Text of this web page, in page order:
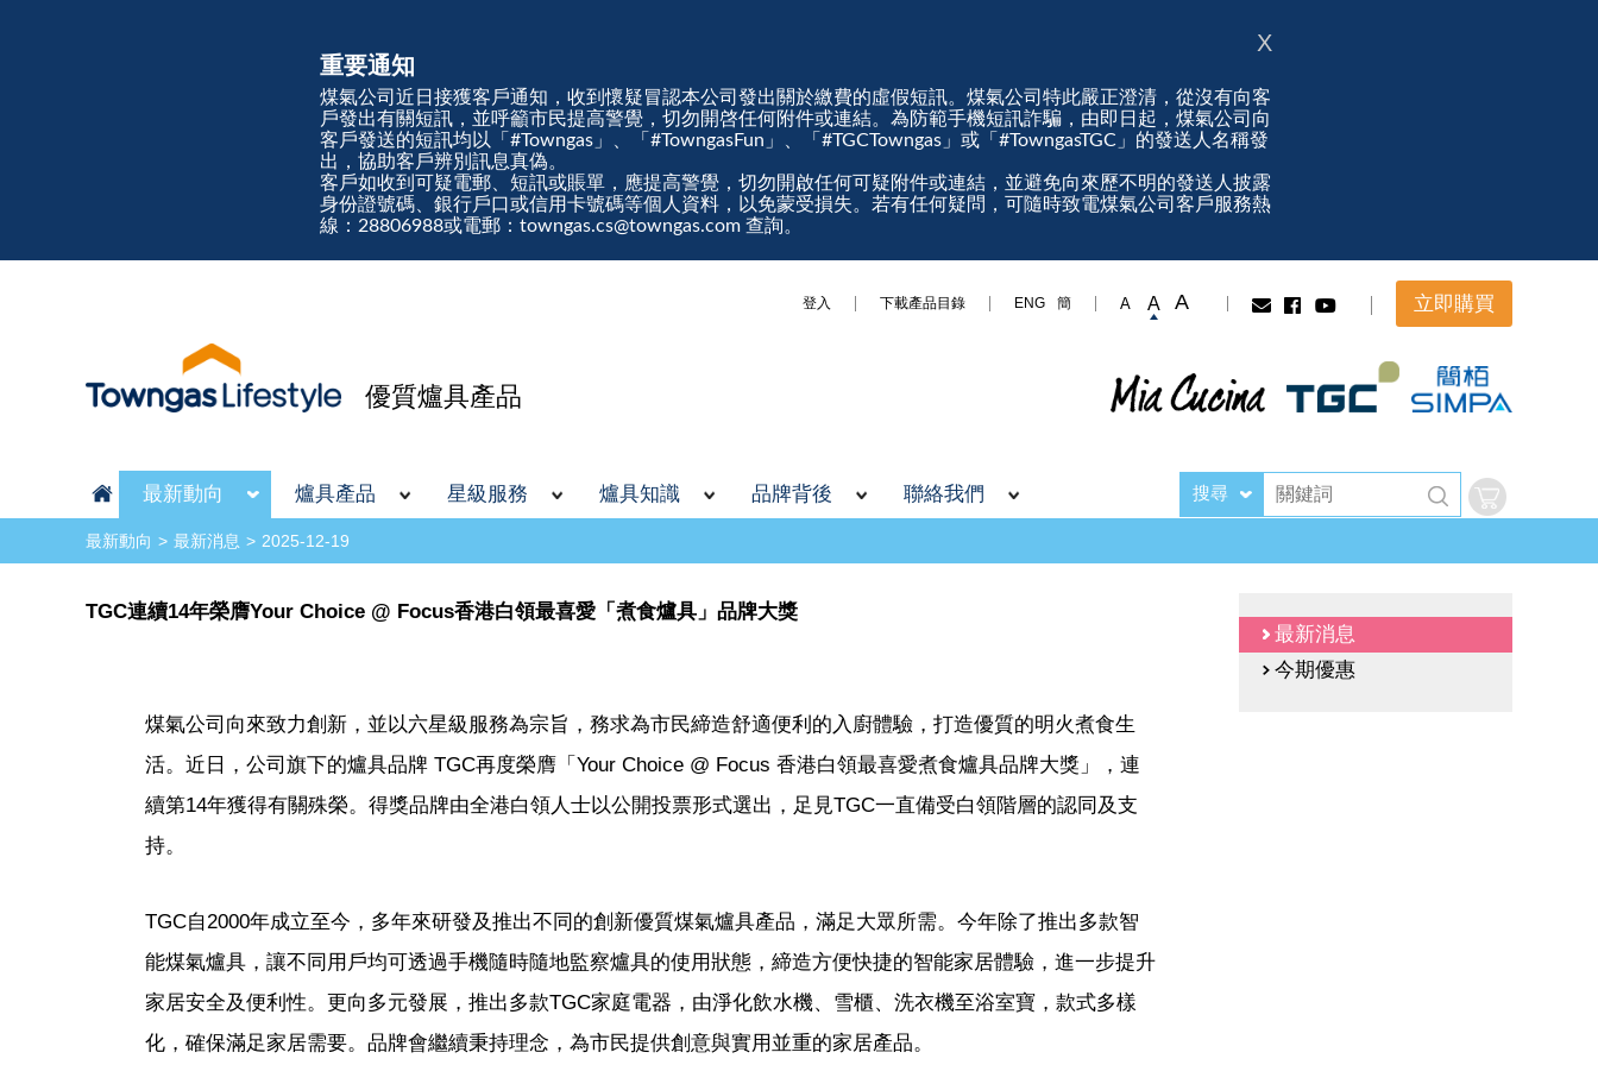
重要通知
煤氣公司近日接獲客戶通知，收到懷疑冒認本公司發出關於繳費的虛假短訊。煤氣公司特此嚴正澄清，從沒有向客
戶發出有關短訊，並呼籲市民提高警覺，切勿開啓任何附件或連結。為防範手機短訊詐騙，由即日起，煤氣公司向
客戶發送的短訊均以「#Towngas」、「#TowngasFun」、「#TGCTowngas」或「#TowngasTGC」的發送人名稱發
出，協助客戶辨別訊息真偽。
客戶如收到可疑電郵、短訊或賬單，應提高警覺，切勿開啟任何可疑附件或連結，並避免向來歷不明的發送人披露
身份證號碼、銀行戶口或信用卡號碼等個人資料，以免蒙受損失。若有任何疑問，可隨時致電煤氣公司客戶服務熱
線：28806988或電郵：towngas.cs@towngas.com 查詢。
X
登入 下載產品目錄 ENG 簡 A A A 立即購買
優質爐具產品
最新動向 爐具產品 星級服務 爐具知識 品牌背後 聯絡我們 搜尋
最新動向 最新消息 2025-12-19
TGC連續14年榮膺Your Choice @ Focus香港白領最喜愛「煮食爐具」品牌大獎
煤氣公司向來致力創新，並以六星級服務為宗旨，務求為市民締造舒適便利的入廚體驗，打造優質的明火煮食生
活。近日，公司旗下的爐具品牌 TGC再度榮膺「Your Choice @ Focus 香港白領最喜愛煮食爐具品牌大獎」，連
續第14年獲得有關殊榮。得獎品牌由全港白領人士以公開投票形式選出，足見TGC一直備受白領階層的認同及支
持。
TGC自2000年成立至今，多年來研發及推出不同的創新優質煤氣爐具產品，滿足大眾所需。今年除了推出多款智
能煤氣爐具，讓不同用戶均可透過手機隨時隨地監察爐具的使用狀態，締造方便快捷的智能家居體驗，進一步提升
家居安全及便利性。更向多元發展，推出多款TGC家庭電器，由淨化飲水機、雪櫃、洗衣機至浴室寶，款式多樣
化，確保滿足家居需要。品牌會繼續秉持理念，為市民提供創意與實用並重的家居產品。
最新消息
今期優惠